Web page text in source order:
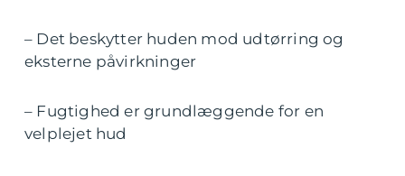
– Det beskytter huden mod udtørring og
eksterne påvirkninger
– Fugtighed er grundlæggende for en
velplejet hud